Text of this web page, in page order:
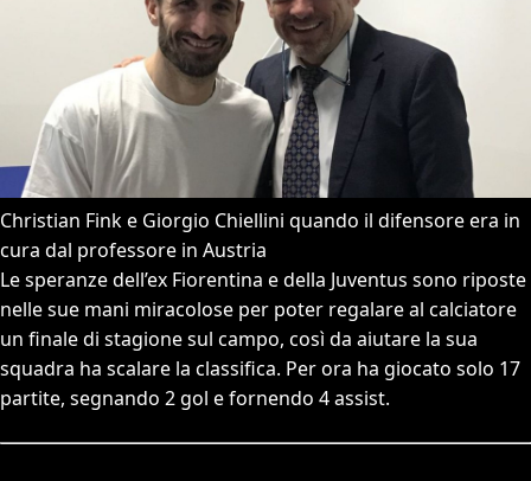
Christian Fink e Giorgio Chiellini quando il difensore era in
cura dal professore in Austria
Le speranze dell’ex Fiorentina e della Juventus sono riposte
nelle sue mani miracolose per poter regalare al calciatore
un finale di stagione sul campo, così da aiutare la sua
squadra ha scalare la classifica. Per ora ha giocato solo 17
partite, segnando 2 gol e fornendo 4 assist.